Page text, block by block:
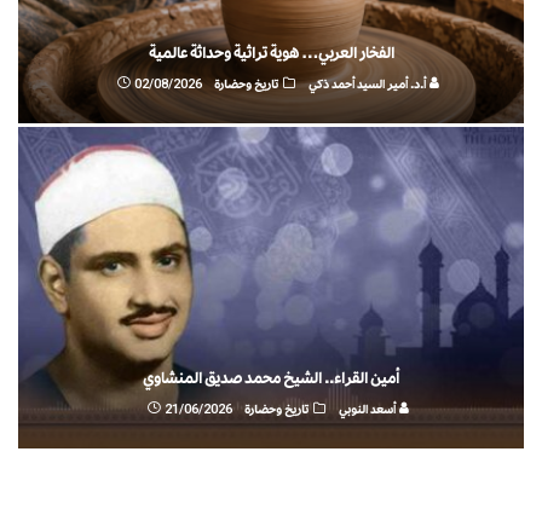
الفخار العربي… هوية تراثية وحداثة عالمية
أ.د. أمير السيد أحمد ذكي تاريخ وحضارة 02/08/2026
أمين القراء.. الشيخ محمد صديق المنشاوي
أسعد النوبي تاريخ وحضارة 21/06/2026